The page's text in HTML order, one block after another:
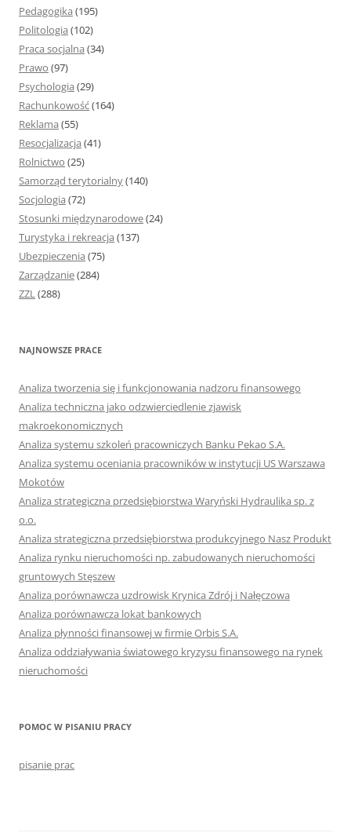
Pedagogika (195)
Politologia (102)
Praca socjalna (34)
Prawo (97)
Psychologia (29)
Rachunkowość(164)
Reklama (55)
Resocjalizacja (41)
Rolnictwo (25)
Samorząd terytorialny(140)
Socjologia (72)
Stosunki międzynarodowe(24)
Turystyka i rekreacja (137)
Ubezpieczenia (75)
Zarządzanie(284)
ZZL(288)
NAJNOWSZE PRACE
Analiza tworzenia się i funkcjonowania nadzoru finansowego
Analiza techniczna jako odzwierciedlenie zjawisk
makroekonomicznych
Analiza systemu szkoleń pracowniczych Banku Pekao S.A.
Analiza systemu oceniania pracowników w instytucji US Warszawa
Mokotów
Analiza strategiczna przedsiębiorstwa Waryński Hydraulika sp. z
o.o.
Analiza strategiczna przedsiębiorstwa produkcyjnego Nasz Produkt
Analiza rynku nieruchomości np. zabudowanych nieruchomości
gruntowych Stęszew
Analiza porównawcza uzdrowisk Krynica Zdrój i Nałęczowa
Analiza porównawcza lokat bankowych
Analiza płynności finansowej w firmie Orbis S.A.
Analiza oddziaływania światowego kryzysu finansowego na rynek
nieruchomości
POMOC W PISANIU PRACY
pisanie prac